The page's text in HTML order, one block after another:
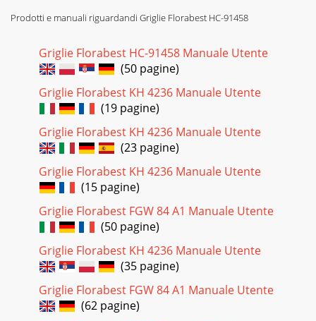
den Deckel (i) auf. Zum Transport können Sie den Deckel mit
Pagina 25 - Distributor
Produkt erfüllt die geltenden europäischen und na-tionalen
Richtlinien (DIN EN 1860-1). Dies wird
Pagina 26 - GB / IE / CY - 6
DE / AT / CH - 6DEAT CH91458 L5 i 20100121.indd
Abs4:691458 L5 i 20100121.indd Abs4:6 21.01.2010 15:35:30
Uhr21.01.2010 15:35:30 Uhr
Pagina 27 - DE AT CH
ES - 2ESAntes de utilizar el aparatoCompruebe después de
retirar el embalaje y antes de cada uso que el artículo no
está dañado.Si fuese éste el caso,
Pagina 28 - Zu Ihrer Sicherheit
ES - 3ESPóngase siempre guantes de cocina cuando esté
utilizando –el grill.Utilice únicamente utensilios con mango
Prodotti e manuali riguardandi Griglie Florabest HC-91458
Griglie Florabest HC-91458 Manuale Utente
(50 pagine)
Griglie Florabest KH 4236 Manuale Utente
(19 pagine)
Griglie Florabest KH 4236 Manuale Utente
(23 pagine)
Griglie Florabest KH 4236 Manuale Utente
(15 pagine)
Griglie Florabest FGW 84 A1 Manuale Utente
(50 pagine)
Griglie Florabest KH 4236 Manuale Utente
(35 pagine)
Griglie Florabest FGW 84 A1 Manuale Utente
(62 pagine)